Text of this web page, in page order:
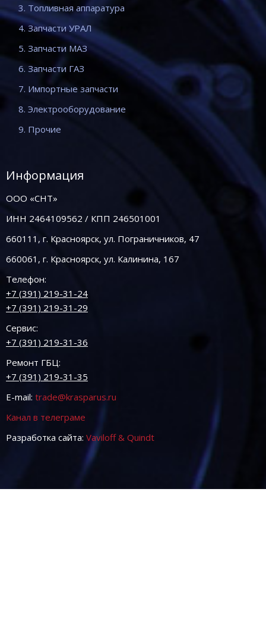
3. Топливная аппаратура
4. Запчасти УРАЛ
5. Запчасти МАЗ
6. Запчасти ГАЗ
7. Импортные запчасти
8. Электрооборудование
9. Прочие
Информация
ООО «СНТ»
ИНН 2464109562 / КПП 246501001
660111, г. Красноярск, ул. Пограничников, 47
660061, г. Красноярск, ул. Калинина, 167
Телефон:
+7 (391) 219-31-24
+7 (391) 219-31-29
Сервис:
+7 (391) 219-31-36
Ремонт ГБЦ:
+7 (391) 219-31-35
E-mail: trade@krasparus.ru
Канал в телеграме
Разработка сайта: Vaviloff & Quindt